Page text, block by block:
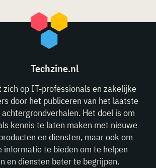
Techzine.nl
zich op IT-professionals en zakelijke
door het publiceren van het laatste
Het doel is om
kennis te laten maken met nieuwe
en diensten, maar ook om
informatie te bieden om te helpen
en diensten beter te begrijpen.